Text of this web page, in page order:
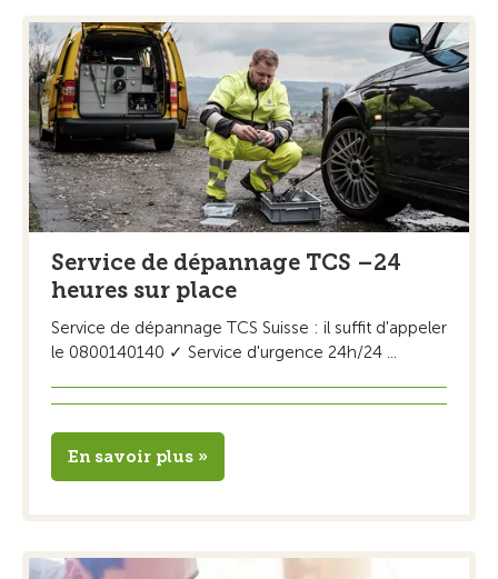
Service de dépannage TCS –24
heures sur place
Service de dépannage TCS Suisse : il suffit d'appeler
le 0800140140 ✓ Service d'urgence 24h/24 ...
En savoir plus »